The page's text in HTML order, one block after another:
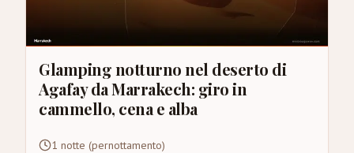
Glamping notturno nel deserto di
Agafay da Marrakech: giro in
cammello, cena e alba
1 notte (pernottamento)